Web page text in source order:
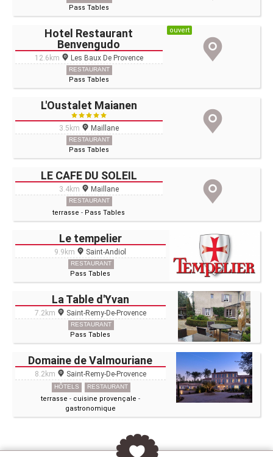
Pass Tables
Hotel Restaurant
Benvengudo
12.6km Les Baux De Provence
RESTAURANT
Pass Tables
ouvert
L'Oustalet Maianen
3.5km Maillane
RESTAURANT
Pass Tables
LE CAFE DU SOLEIL
3.4km Maillane
RESTAURANT
terrasse - Pass Tables
Le tempelier
9.9km Saint-Andiol
RESTAURANT
Pass Tables
La Table d'Yvan
7.2km Saint-Remy-De-Provence
RESTAURANT
Pass Tables
Domaine de Valmouriane
8.2km Saint-Remy-De-Provence
HÔTELS RESTAURANT
terrasse - cuisine provençale -
gastronomique